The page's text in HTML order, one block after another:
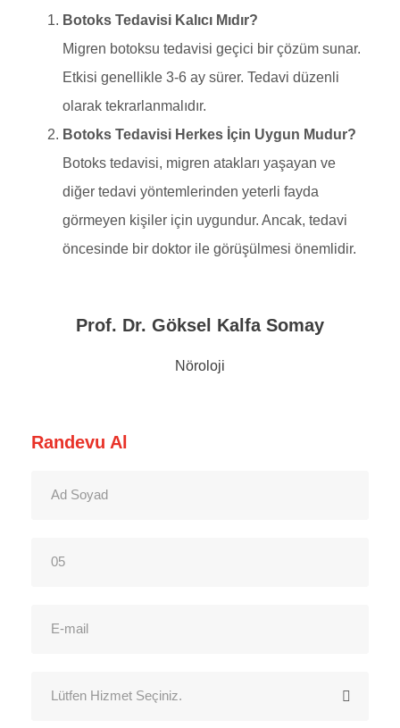
Botoks Tedavisi Kalıcı Mıdır?
Migren botoksu tedavisi geçici bir çözüm sunar.
Etkisi genellikle 3-6 ay sürer. Tedavi düzenli
olarak tekrarlanmalıdır.
Botoks Tedavisi Herkes İçin Uygun Mudur?
Botoks tedavisi, migren atakları yaşayan ve
diğer tedavi yöntemlerinden yeterli fayda
görmeyen kişiler için uygundur. Ancak, tedavi
öncesinde bir doktor ile görüşülmesi önemlidir.
Prof. Dr. Göksel Kalfa Somay
Nöroloji
Randevu Al